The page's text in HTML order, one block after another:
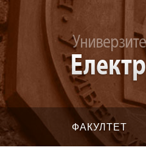
ФАКУЛТЕТ